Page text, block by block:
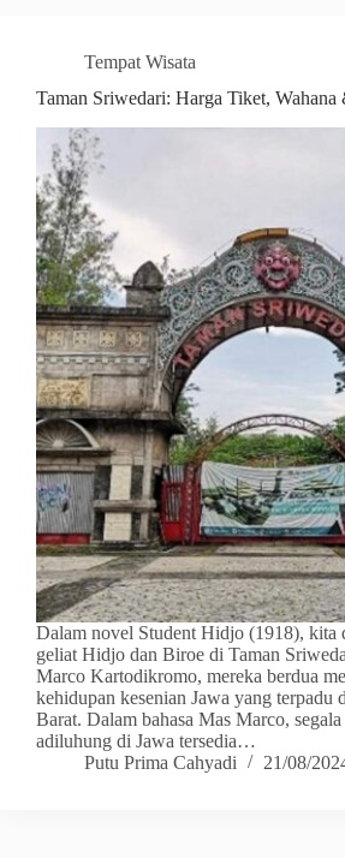
Tempat Wisata
Taman Sriwedari: Harga Tiket, Wahana
Dalam novel Student Hidjo (1918), kita
geliat Hidjo dan Biroe di Taman
Marco Kartodikromo, mereka berdua
kehidupan kesenian Jawa yang terpadu
Barat. Dalam bahasa Mas Marco, segala
adiluhung di Jawa tersedia…
Putu Prima Cahyadi
21/08/